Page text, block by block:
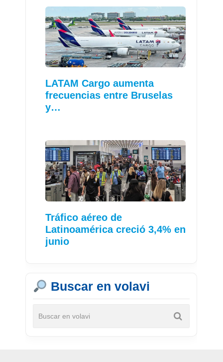
LATAM Cargo aumenta
frecuencias entre Bruselas
y…
Tráfico aéreo de
Latinoamérica creció 3,4% en
junio
Buscar en volavi